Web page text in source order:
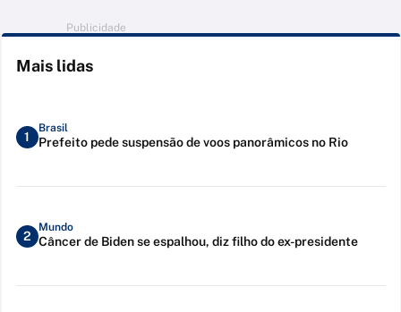
Publicidade
Mais lidas
1
Brasil
Prefeito pede suspensão de voos panorâmicos no Rio
2
Mundo
Câncer de Biden se espalhou, diz filho do ex-presidente